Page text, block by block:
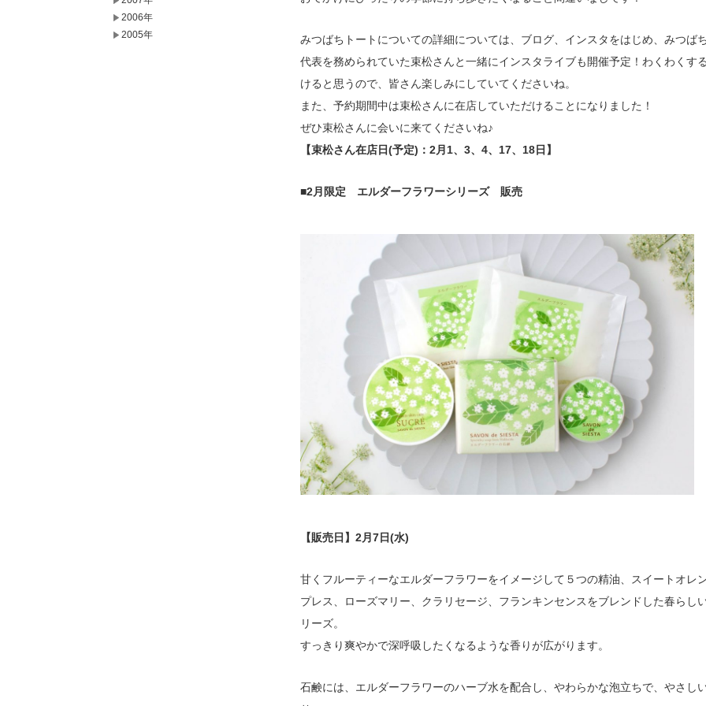
みつばちトートについての詳細については、ブログ、インスタをはじめ、みつば
代表を務められていた束松さんと一緒にインスタライブも開催予定！わくわくす
けると思うので、皆さん楽しみにしていてくださいね。
また、予約期間中は束松さんに在店していただけることになりました！
ぜひ束松さんに会いに来てくださいね♪
【束松さん在店日(予定)：2月1、3、4、17、18日】
■2月限定 エルダーフラワーシリーズ 販売
【販売日】2月7日(水)
甘くフルーティーなエルダーフラワーをイメージして５つの精油、スイートオレ
プレス、ローズマリー、クラリセージ、フランキンセンスをブレンドした春らし
リーズ。
すっきり爽やかで深呼吸したくなるような香りが広がります。
石鹸には、エルダーフラワーのハーブ水を配合し、やわらかな泡立ちで、やさし
2006年
2005年